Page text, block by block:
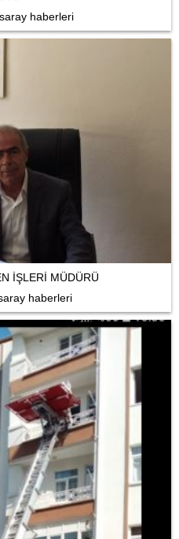
haberleri
İŞLERİ MÜDÜRÜ
haberleri